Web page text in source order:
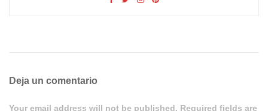
Deja un comentario
Your email address will not be published. Required fields are